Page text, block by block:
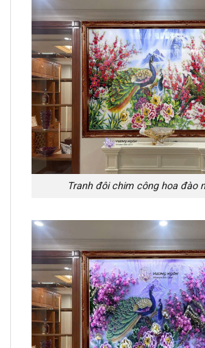
Tranh đôi chim công hoa đào